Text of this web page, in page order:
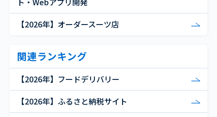
【2026年】オーダースーツ店
関連ランキング
【2026年】フードデリバリー
【2026年】ふるさと納税サイト